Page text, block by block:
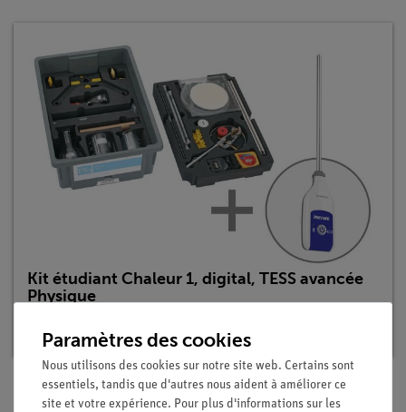
Kit étudiant Chaleur 1, digital, TESS avancée
Physique
Paramètres des cookies
Nous utilisons des cookies sur notre site web. Certains sont
essentiels, tandis que d'autres nous aident à améliorer ce
site et votre expérience. Pour plus d'informations sur les